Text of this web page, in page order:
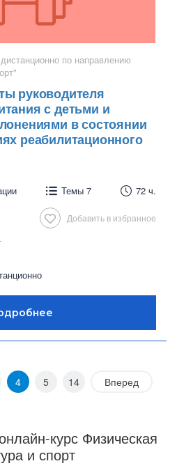
по направлению
руководителя
с детьми и
в состоянии
реабилитационного
Темы 7 72 ч.
Добавить в избранное
4 5 14 Вперед
курс Физическая
и спорт